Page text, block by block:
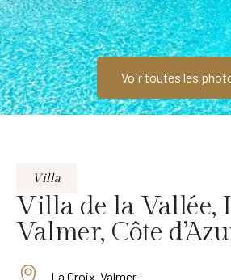
Voir toutes les
Villa
Villa de la Vallée,
Valmer, Côte
La Croix-Valmer